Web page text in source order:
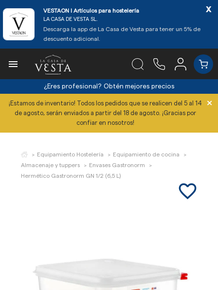
VESTAON l Artículos para hostelería
LA CASA DE VESTA SL.
Descarga la app de La Casa de Vesta para tener un 5% de
descuento adicional.
x

¿Eres profesional? Obtén mejores precios
¡Estamos de inventario! Todos los pedidos que se realicen del 5 al 14
de agosto, serán enviados a partir del 18 de agosto. ¡Gracias por
confiar en nosotros!
×
Equipamiento Hostelería
Equipamiento de cocina
Almacenaje y tuppers
Envases Gastronorm
Hermético Gastronorm GN 1/2 (6,5 L)
favorite_border